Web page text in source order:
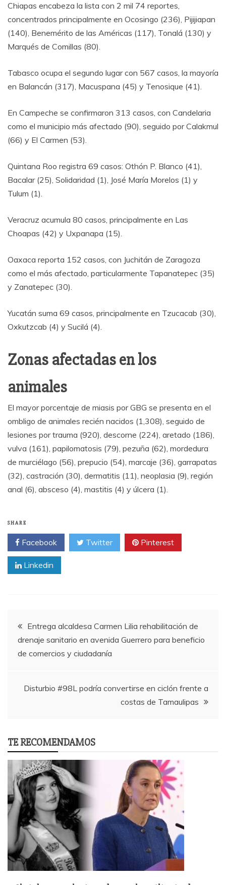
Chiapas encabeza la lista con 2 mil 74 reportes,
concentrados principalmente en Ocosingo (236), Pijijiapan
(140), Benemérito de las Américas (117), Tonalá (130) y
Marqués de Comillas (80).
Tabasco ocupa el segundo lugar con 567 casos, la mayoría
en Balancán (317), Macuspana (45) y Tenosique (41).
En Campeche se confirmaron 313 casos, con Candelaria
como el municipio más afectado (90), seguido por Calakmul
(66) y El Carmen (53).
Quintana Roo registra 69 casos: Othón P. Blanco (41),
Bacalar (25), Solidaridad (1), José María Morelos (1) y
Tulum (1).
Veracruz acumula 80 casos, principalmente en Las
Choapas (42) y Uxpanapa (15).
Oaxaca reporta 152 casos, con Juchitán de Zaragoza
como el más afectado, particularmente Tapanatepec (35)
y Zanatepec (30).
Yucatán suma 69 casos, principalmente en Tzucacab (30),
Oxkutzcab (4) y Sucilá (4).
Zonas afectadas en los
animales
El mayor porcentaje de miasis por GBG se presenta en el
ombligo de animales recién nacidos (1,308), seguido de
lesiones por trauma (920), descorne (224), aretado (186),
vulva (161), papilomatosis (79), pezuña (62), mordedura
de murciélago (56), prepucio (54), marcaje (36), garrapatas
(32), castración (30), dermatitis (11), neoplasia (9), región
anal (6), absceso (4), mastitis (4) y úlcera (1).
SHARE
Facebook Twitter Pinterest
Linkedin
Post
navigation
Entrega alcaldesa Carmen Lilia rehabilitación de
drenaje sanitario en avenida Guerrero para beneficio
de comercios y ciudadanía
Disturbio #98L podría convertirse en ciclón frente a
costas de Tamaulipas
TE RECOMENDAMOS